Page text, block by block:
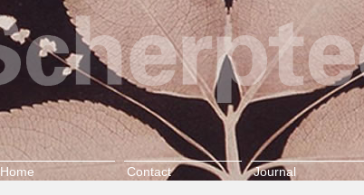
Home Contact Journal